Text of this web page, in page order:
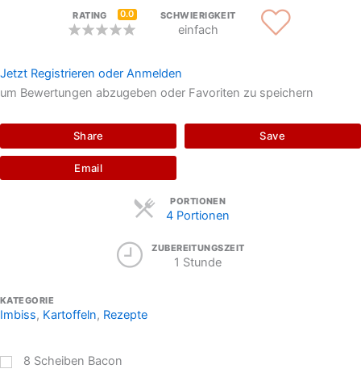
RATING 0.0 SCHWIERIGKEIT
einfach
Jetzt Registrieren oder Anmelden
um Bewertungen abzugeben oder Favoriten zu speichern
Share Save
Email
PORTIONEN
4 Portionen
ZUBEREITUNGSZEIT
1 Stunde
KATEGORIE
Imbiss, Kartoffeln, Rezepte
8 Scheiben Bacon